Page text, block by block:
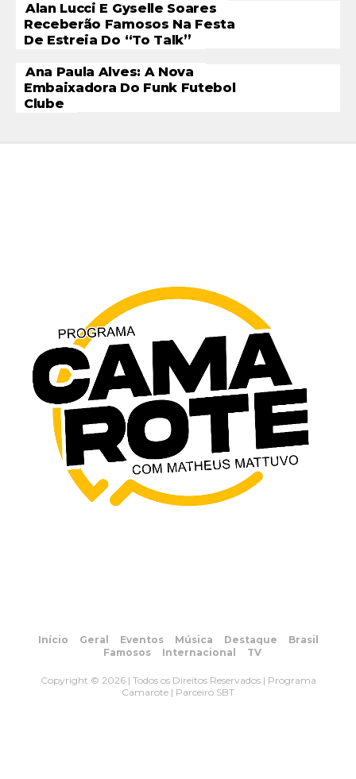
Alan Lucci E Gyselle Soares
Receberão Famosos Na Festa
De Estreia Do “To Talk”
Ana Paula Alves: A Nova
Embaixadora Do Funk Futebol
Clube
Início Geral Eventos Música Destaque
Brasil
Famosos
Internacional TV
Copyright © 2026 | Todos os Direitos Reservados | Programa
Camarote | Parceiro SBT